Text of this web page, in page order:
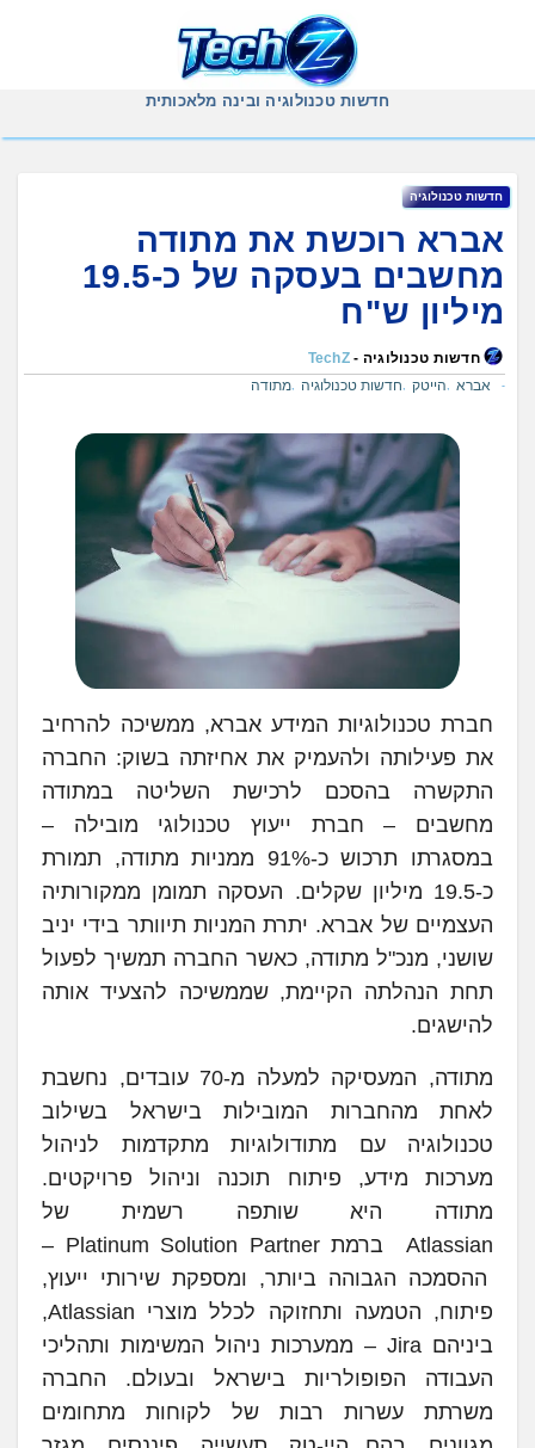
חדשות טכנולוגיה ובינה מלאכותית
חדשות טכנולוגיה
אברא רוכשת את מתודה
מחשבים בעסקה של כ-19.5
מיליון ש"ח
חדשות טכנולוגיה -TechZ
אברא
הייטק חדשות טכנולוגיה מתודה
חברת טכנולוגיות המידע אברא, ממשיכה להרחיב
את פעילותה ולהעמיק את אחיזתה בשוק: החברה
התקשרה בהסכם לרכישת השליטה במתודה
מחשבים – חברת ייעוץ טכנולוגי מובילה –
במסגרתו תרכוש כ-91% ממניות מתודה, תמורת
כ-19.5 מיליון שקלים. העסקה תמומן ממקורותיה
העצמיים של אברא. יתרת המניות תיוותר בידי יניב
שושני, מנכ"ל מתודה, כאשר החברה תמשיך לפעול
תחת הנהלתה הקיימת, שממשיכה להצעיד אותה
להישגים.
מתודה, המעסיקה למעלה מ-70 עובדים, נחשבת
לאחת מהחברות המובילות בישראל בשילוב
טכנולוגיה עם מתודולוגיות מתקדמות לניהול
מערכות מידע, פיתוח תוכנה וניהול פרויקטים.
מתודה היא שותפה רשמית של
Atlassian ברמת Platinum Solution Partner –
ההסמכה הגבוהה ביותר, ומספקת שירותי ייעוץ,
פיתוח, הטמעה ותחזוקה לכלל מוצרי Atlassian,
ביניהם Jira – ממערכות ניהול המשימות ותהליכי
העבודה הפופולריות בישראל ובעולם. החברה
משרתת עשרות רבות של לקוחות מתחומים